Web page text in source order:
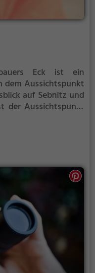
Eck ist ein
dem Aussichtspunkt
auf Sebnitz und
der Aussichtspunkt
oder zum
und sonnigen